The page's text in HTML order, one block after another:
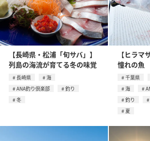
【長崎県・松浦「旬サバ」】
列島の海流が育てる冬の味覚
長崎県
海
ANA釣り倶楽部
釣り
冬
【ヒラマ
憧れの魚
千葉県
海
釣り
夏